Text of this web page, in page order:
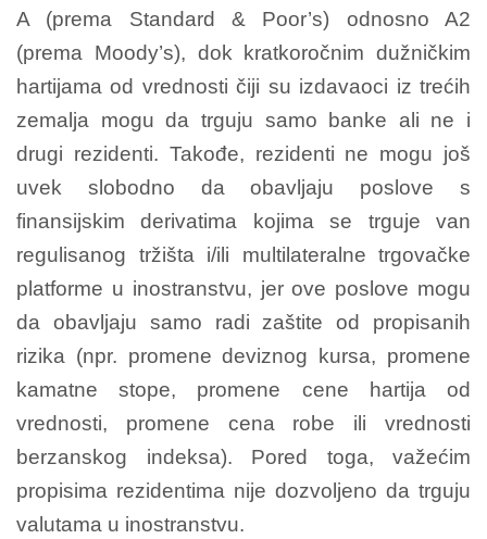
A (prema Standard & Poor’s) odnosno A2
(prema Moody’s), dok kratkoročnim dužničkim
hartijama od vrednosti čiji su izdavaoci iz trećih
zemalja mogu da trguju samo banke ali ne i
drugi rezidenti. Takođe, rezidenti ne mogu još
uvek slobodno da obavljaju poslove s
finansijskim derivatima kojima se trguje van
regulisanog tržišta i/ili multilateralne trgovačke
platforme u inostranstvu, jer ove poslove mogu
da obavljaju samo radi zaštite od propisanih
rizika (npr. promene deviznog kursa, promene
kamatne stope, promene cene hartija od
vrednosti, promene cena robe ili vrednosti
berzanskog indeksa). Pored toga, važećim
propisima rezidentima nije dozvoljeno da trguju
valutama u inostranstvu.